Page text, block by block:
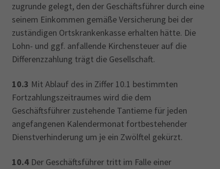
zugrunde gelegt, den der Geschäftsführer durch eine
seinem Einkommen gemäße Versicherung bei der
zuständigen Ortskrankenkasse erhalten hätte. Die
Lohn- und ggf. anfallende Kirchensteuer auf die
Differenzzahlung trägt die Gesellschaft.
10.3 Mit Ablauf des in Ziffer 10.1 bestimmten
Fortzahlungszeitraumes wird die dem
Geschäftsführer zustehende Tantieme für jeden
angefangenen Kalendermonat fortbestehender
Dienstverhinderung um je ein Zwölftel gekürzt.
10.4 Der Geschäftsführer tritt im Falle einer